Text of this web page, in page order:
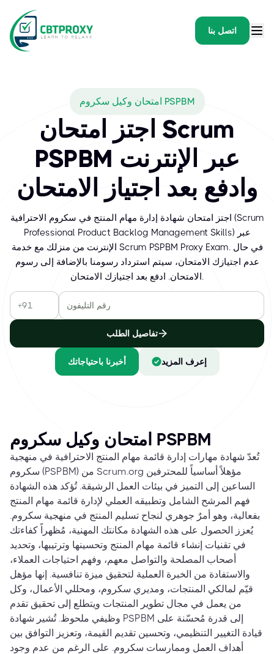
اتصل بنا
امتحان وكيل سكروم PSPBM
اجتز امتحان Scrum
PSPBM عبر الإنترنت
وادفع بعد اجتياز الامتحان
اجتز امتحان شهادة إدارة مهام المنتج في سكروم الاحترافية (Scrum
Professional Product Backlog Management Skills) عبر
الإنترنت من منزلك مع خدمة Scrum PSPBM Proxy Exam. في حال
عدم اجتيازك الامتحان، سيتم استرداد رسومنا بالإضافة إلى رسوم
الامتحان. ادفع بعد اجتيازك الامتحان.
تفاصيل الطلب
أخبرنا باحتياجاتك إعرف المزيد
امتحان وكيل سكروم PSPBM
تُعدّ شهادة مهارات إدارة قائمة مهام المنتج الاحترافية في منهجية
سكروم (PSPBM) من Scrum.org مؤهلاً أساسياً للمحترفين
الساعين إلى التميز في بيئات العمل الرشيقة. تُؤكد هذه الشهادة
فهم المرشح الشامل وتطبيقه العملي لإدارة قائمة مهام المنتج
بفعالية، وهو أمرٌ جوهري لنجاح تسليم المنتج في منهجية سكروم.
يُعزز الحصول على هذه الشهادة مكانتك المهنية، مُظهراً كفاءتك
في تقنيات إنشاء قائمة مهام المنتج وتحسينها وترتيبها، وتحديد
أصحاب المصلحة والتواصل معهم، وفهم احتياجات العملاء،
والاستفادة من الخبرة العملية لتحقيق ميزة تنافسية. إنها مؤهل
قيّم لمالكي المنتجات، ومديري سكروم، ومحللي الأعمال، وكل
من يعمل في مجال تطوير المنتجات ويتطلع إلى تحقيق تقدم
وظيفي ملحوظ. تُشير شهادة PSPBM إلى قدرة مُحسّنة على
قيادة التغيير التنظيمي، وتحسين تقديم القيمة، وتعزيز التوافق بين
أهداف العمل وممارسات سكروم. على الرغم من عدم وجود